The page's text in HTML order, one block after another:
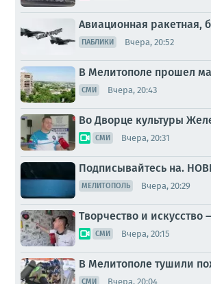
Авиационная ракетная,
ПАБЛИКИ Вчера, 20:52
В Мелитополе прошел
СМИ Вчера, 20:43
Во Дворце культуры
СМИ Вчера, 20:31
Подписывайтесь на.
МЕЛИТОПОЛЬ Вчера, 20:29
Творчество и
СМИ Вчера, 20:15
В Мелитополе тушили
СМИ Вчера, 20:04